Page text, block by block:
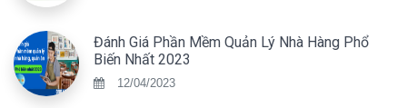
Đánh Giá Phần Mềm Quản Lý Nhà Hàng Phổ
Biến Nhất 2023
12/04/2023